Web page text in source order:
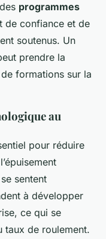
programmes
de confiance et de
soutenus. Un
prendre la
formations sur la
au
pour réduire
sentent
à développer
ce qui se
taux de roulement.